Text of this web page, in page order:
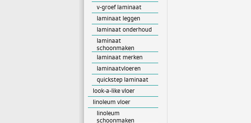
v-groef laminaat
laminaat leggen
laminaat onderhoud
laminaat
schoonmaken
laminaat merken
laminaatvloeren
quickstep laminaat
look-a-like vloer
linoleum vloer
linoleum
schoonmaken